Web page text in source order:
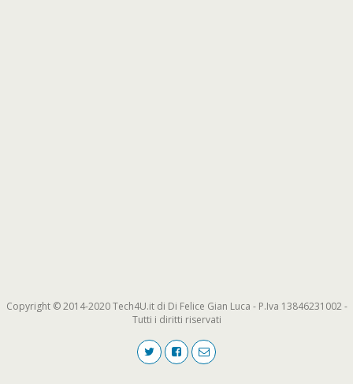
Copyright © 2014-2020 Tech4U.it di Di Felice Gian Luca - P.Iva 13846231002 -
Tutti i diritti riservati